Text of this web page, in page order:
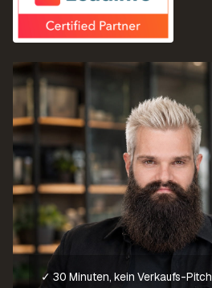
✓ 30 Minuten, kein Verkaufs-Pitch